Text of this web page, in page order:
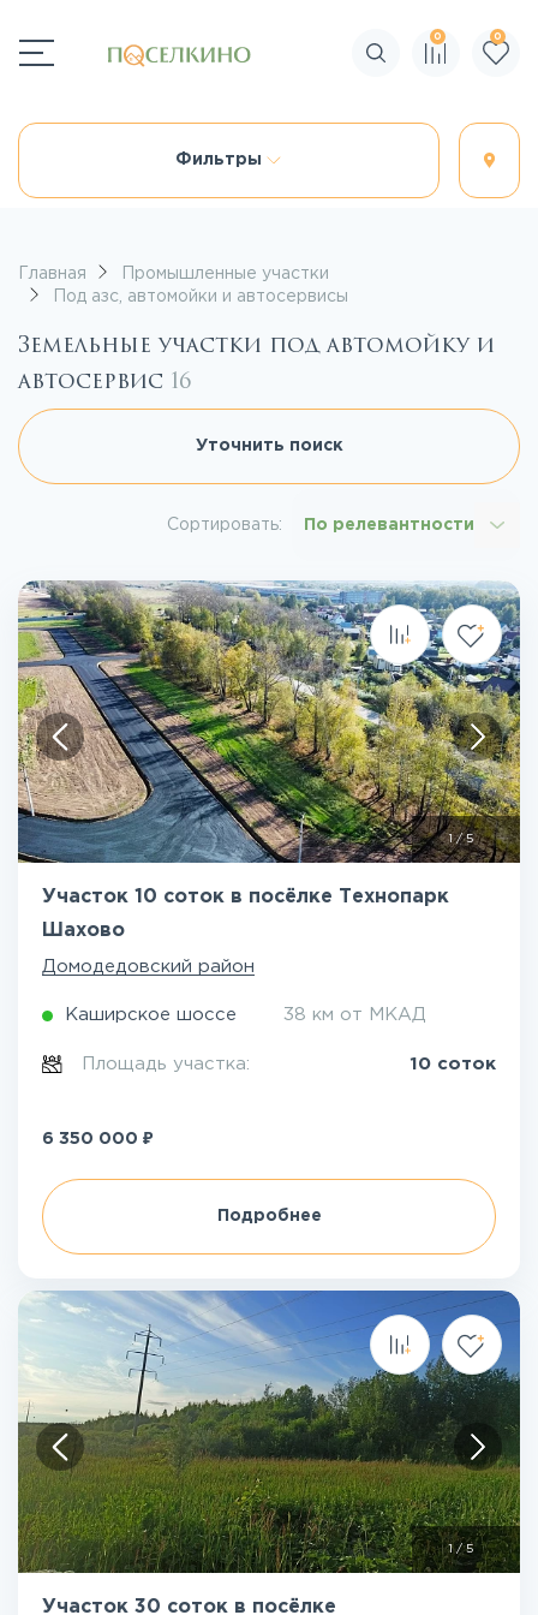
Поиск по сайту
0 0
Фильтры
Главная
Промышленные участки
Под азс, автомойки и автосервисы
Земельные участки под автомойку и
автосервис 16
Уточнить поиск
Сортировать: По релевантности
1/5
Участок 10 соток в посёлке Технопарк
Шахово
Домодедовский район
Каширское шоссе 38 км от МКАД
Площадь участка: 10 соток
6 350 000 ₽
Подробнее
1 /5
Участок 30 соток в посёлке